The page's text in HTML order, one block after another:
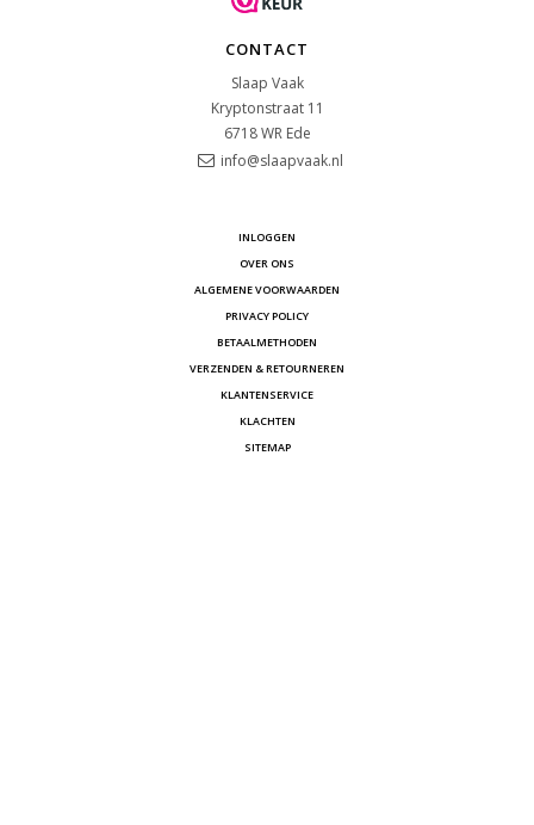
CONTACT
Slaap Vaak
Kryptonstraat 11
6718 WR Ede
info@slaapvaak.nl
INLOGGEN
OVER ONS
ALGEMENE VOORWAARDEN
PRIVACY POLICY
BETAALMETHODEN
VERZENDEN & RETOURNEREN
KLANTENSERVICE
KLACHTEN
SITEMAP